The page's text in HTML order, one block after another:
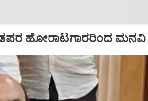
ಹೋರಾಟಗಾರರಿಂದ ಮನವಿ